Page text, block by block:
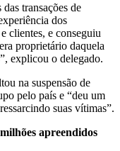
transações de
dos
clientes, e conseguiu
proprietário daquela
explicou o delegado.
na suspensão de
pelo país e “deu um
suas vítimas”.
apreendidos